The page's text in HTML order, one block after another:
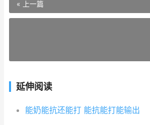
« 上一篇
延伸阅读
能奶能抗还能打 能抗能打能输出